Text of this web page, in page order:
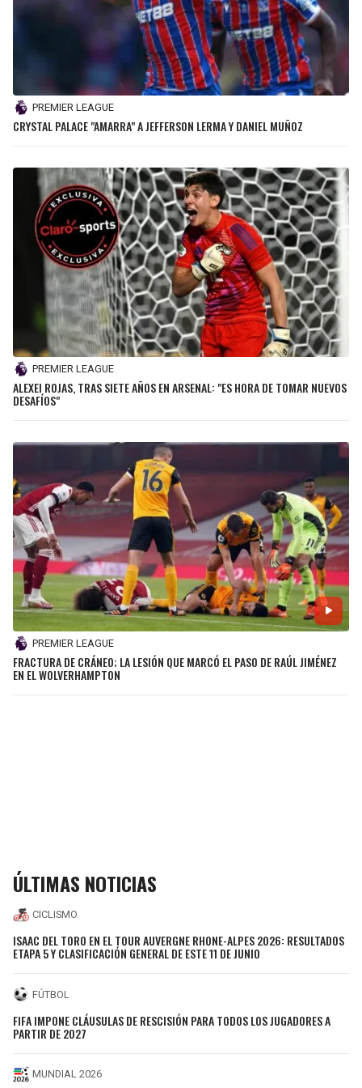
PREMIER LEAGUE
CRYSTAL PALACE "AMARRA" A JEFFERSON LERMA Y DANIEL MUÑOZ
PREMIER LEAGUE
ALEXEI ROJAS, TRAS SIETE AÑOS EN ARSENAL: "ES HORA DE TOMAR NUEVOS
DESAFÍOS"
PREMIER LEAGUE
FRACTURA DE CRÁNEO; LA LESIÓN QUE MARCÓ EL PASO DE RAÚL JIMÉNEZ
EN EL WOLVERHAMPTON
ÚLTIMAS NOTICIAS
CICLISMO
ISAAC DEL TORO EN EL TOUR AUVERGNE RHONE-ALPES 2026: RESULTADOS
ETAPA 5 Y CLASIFICACIÓN GENERAL DE ESTE 11 DE JUNIO
FÚTBOL
FIFA IMPONE CLÁUSULAS DE RESCISIÓN PARA TODOS LOS JUGADORES A
PARTIR DE 2027
MUNDIAL 2026